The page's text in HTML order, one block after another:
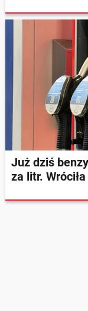
Już dziś
za litr.